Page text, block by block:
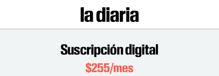
Suscripción digital
$255/mes